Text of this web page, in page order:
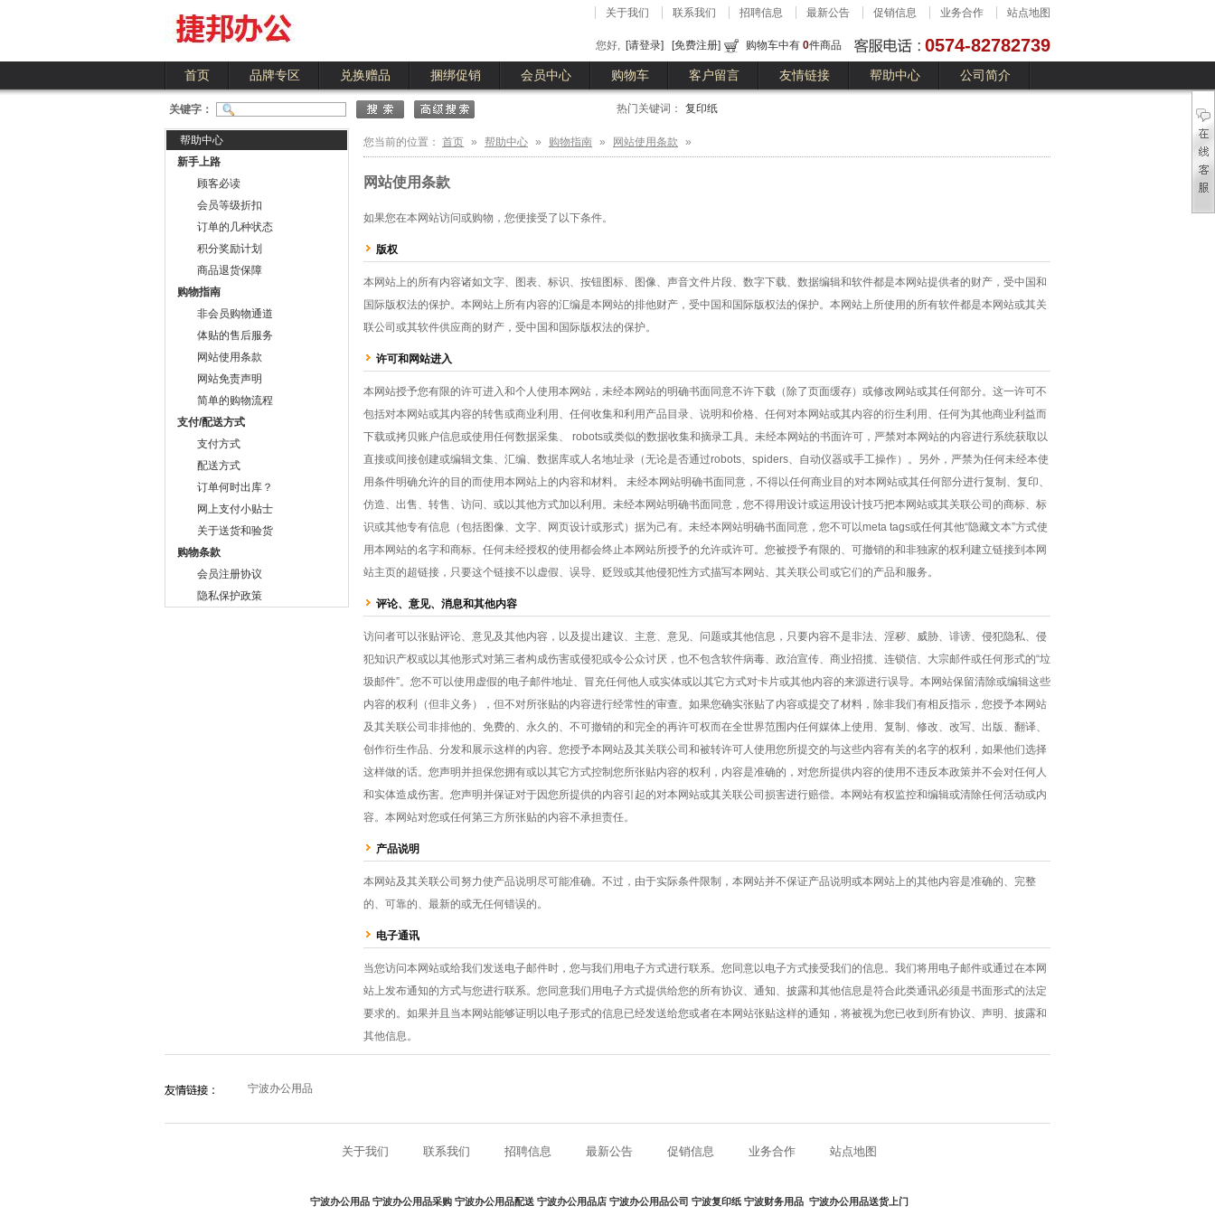
您好, [请登录] [免费注册] 购物车中有 0件商品 0574-82782739
关于我们 联系我们 招聘信息 最新公告 促销信息 业务合作 站点地图
首页 品牌专区 兑换赠品 捆绑促销 会员中心 购物车 客户留言 友情链接 帮助中心 公司简介
热门关键词： 复印纸
关键字：
帮助中心
新手上路
顾客必读
会员等级折扣
订单的几种状态
积分奖励计划
商品退货保障
购物指南
非会员购物通道
体贴的售后服务
网站使用条款
网站免责声明
简单的购物流程
支付/配送方式
支付方式
配送方式
订单何时出库？
网上支付小贴士
关于送货和验货
购物条款
会员注册协议
隐私保护政策
您当前的位置： 首页 » 帮助中心 » 购物指南 » 网站使用条款 »
网站使用条款
如果您在本网站访问或购物，您便接受了以下条件。
版权
本网站上的所有内容诸如文字、图表、标识、按钮图标、图像、声音文件片段、数字下载、数据编辑和软件都是本网站提供者的财产，受中国和
国际版权法的保护。本网站上所有内容的汇编是本网站的排他财产，受中国和国际版权法的保护。本网站上所使用的所有软件都是本网站或其关
联公司或其软件供应商的财产，受中国和国际版权法的保护。
许可和网站进入
本网站授予您有限的许可进入和个人使用本网站，未经本网站的明确书面同意不许下载（除了页面缓存）或修改网站或其任何部分。这一许可不
包括对本网站或其内容的转售或商业利用、任何收集和利用产品目录、说明和价格、任何对本网站或其内容的衍生利用、任何为其他商业利益而
下载或拷贝账户信息或使用任何数据采集、 robots或类似的数据收集和摘录工具。未经本网站的书面许可，严禁对本网站的内容进行系统获取以
直接或间接创建或编辑文集、汇编、数据库或人名地址录（无论是否通过robots、spiders、自动仪器或手工操作）。另外，严禁为任何未经本使
用条件明确允许的目的而使用本网站上的内容和材料。 未经本网站明确书面同意，不得以任何商业目的对本网站或其任何部分进行复制、复印、
仿造、出售、转售、访问、或以其他方式加以利用。未经本网站明确书面同意，您不得用设计或运用设计技巧把本网站或其关联公司的商标、标
识或其他专有信息（包括图像、文字、网页设计或形式）据为己有。未经本网站明确书面同意，您不可以meta tags或任何其他“隐藏文本”方式使
用本网站的名字和商标。任何未经授权的使用都会终止本网站所授予的允许或许可。您被授予有限的、可撤销的和非独家的权利建立链接到本网
站主页的超链接，只要这个链接不以虚假、误导、贬毁或其他侵犯性方式描写本网站、其关联公司或它们的产品和服务。
评论、意见、消息和其他内容
访问者可以张贴评论、意见及其他内容，以及提出建议、主意、意见、问题或其他信息，只要内容不是非法、淫秽、威胁、诽谤、侵犯隐私、侵
犯知识产权或以其他形式对第三者构成伤害或侵犯或令公众讨厌，也不包含软件病毒、政治宣传、商业招揽、连锁信、大宗邮件或任何形式的“垃
圾邮件”。您不可以使用虚假的电子邮件地址、冒充任何他人或实体或以其它方式对卡片或其他内容的来源进行误导。本网站保留清除或编辑这些
内容的权利（但非义务），但不对所张贴的内容进行经常性的审查。如果您确实张贴了内容或提交了材料，除非我们有相反指示，您授予本网站
及其关联公司非排他的、免费的、永久的、不可撤销的和完全的再许可权而在全世界范围内任何媒体上使用、复制、修改、改写、出版、翻译、
创作衍生作品、分发和展示这样的内容。您授予本网站及其关联公司和被转许可人使用您所提交的与这些内容有关的名字的权利，如果他们选择
这样做的话。您声明并担保您拥有或以其它方式控制您所张贴内容的权利，内容是准确的，对您所提供内容的使用不违反本政策并不会对任何人
和实体造成伤害。您声明并保证对于因您所提供的内容引起的对本网站或其关联公司损害进行赔偿。本网站有权监控和编辑或清除任何活动或内
容。本网站对您或任何第三方所张贴的内容不承担责任。
产品说明
本网站及其关联公司努力使产品说明尽可能准确。不过，由于实际条件限制，本网站并不保证产品说明或本网站上的其他内容是准确的、完整
的、可靠的、最新的或无任何错误的。
电子通讯
当您访问本网站或给我们发送电子邮件时，您与我们用电子方式进行联系。您同意以电子方式接受我们的信息。我们将用电子邮件或通过在本网
站上发布通知的方式与您进行联系。您同意我们用电子方式提供给您的所有协议、通知、披露和其他信息是符合此类通讯必须是书面形式的法定
要求的。如果并且当本网站能够证明以电子形式的信息已经发送给您或者在本网站张贴这样的通知，将被视为您已收到所有协议、声明、披露和
其他信息。
宁波办公用品
关于我们 联系我们 招聘信息 最新公告 促销信息 业务合作 站点地图
宁波办公用品 宁波办公用品采购 宁波办公用品配送 宁波办公用品店 宁波办公用品公司 宁波复印纸 宁波财务用品 宁波办公用品送货上门